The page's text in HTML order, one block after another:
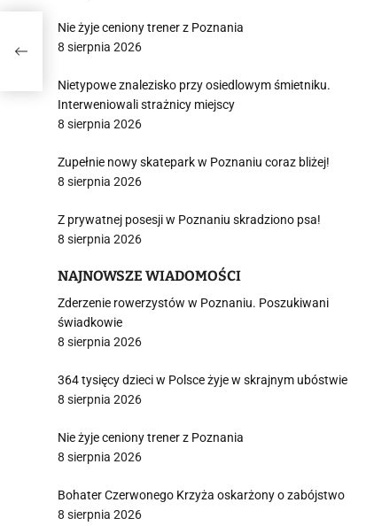
Nie żyje ceniony trener z Poznania
8 sierpnia 2026
Nietypowe znalezisko przy osiedlowym śmietniku.
Interweniowali strażnicy miejscy
8 sierpnia 2026
Zupełnie nowy skatepark w Poznaniu coraz bliżej!
8 sierpnia 2026
Z prywatnej posesji w Poznaniu skradziono psa!
8 sierpnia 2026
NAJNOWSZE WIADOMOŚCI
Zderzenie rowerzystów w Poznaniu. Poszukiwani
świadkowie
8 sierpnia 2026
364 tysięcy dzieci w Polsce żyje w skrajnym ubóstwie
8 sierpnia 2026
Nie żyje ceniony trener z Poznania
8 sierpnia 2026
Bohater Czerwonego Krzyża oskarżony o zabójstwo
8 sierpnia 2026